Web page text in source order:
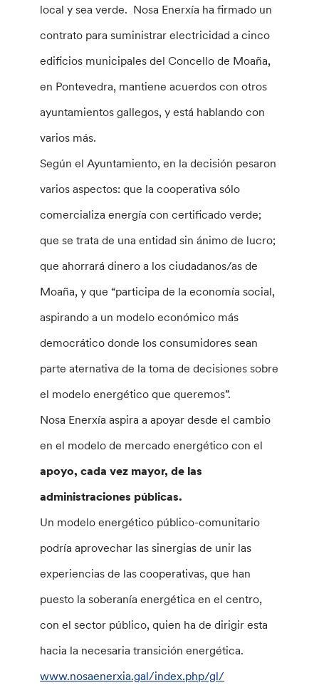
local y sea verde. Nosa Enerxía ha firmado un
contrato para suministrar electricidad a cinco
edificios municipales del Concello de Moaña,
en Pontevedra, mantiene acuerdos con otros
ayuntamientos gallegos, y está hablando con
varios más.
Según el Ayuntamiento, en la decisión pesaron
varios aspectos: que la cooperativa sólo
comercializa energía con certificado verde;
que se trata de una entidad sin ánimo de lucro;
que ahorrará dinero a los ciudadanos/as de
Moaña, y que “participa de la economía social,
aspirando a un modelo económico más
democrático donde los consumidores sean
parte aternativa de la toma de decisiones sobre
el modelo energético que queremos”.
Nosa Enerxía aspira a apoyar desde el cambio
en el modelo de mercado energético con el
apoyo, cada vez mayor, de las
administraciones públicas.
Un modelo energético público-comunitario
podría aprovechar las sinergias de unir las
experiencias de las cooperativas, que han
puesto la soberanía energética en el centro,
con el sector público, quien ha de dirigir esta
hacia la necesaria transición energética.
www.nosaenerxia.gal/index.php/gl/